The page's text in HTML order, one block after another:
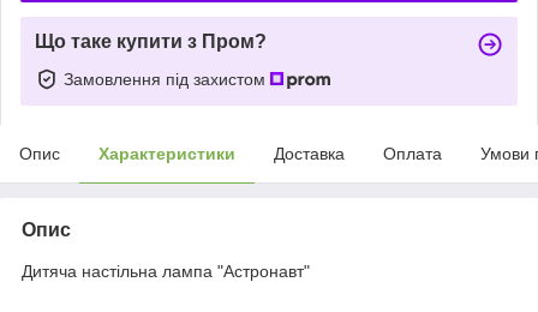
Що таке купити з Пром?
Замовлення під захистом
Опис Характеристики Доставка Оплата Умови
Опис
Дитяча настільна лампа "Астронавт"